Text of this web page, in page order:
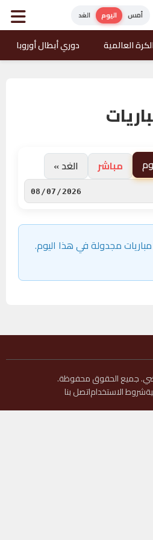
أمس اليوم الغد
الكرة العالمية دوري أبطال أوروبا
مباشر الغد »
مباريات مجدولة في هذا اليوم.
شروط الاستخداماتصل بنا